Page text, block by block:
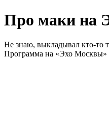
Про маки на
Не знаю, выкладывал кто-то
Программа на «Эхо Москвы»